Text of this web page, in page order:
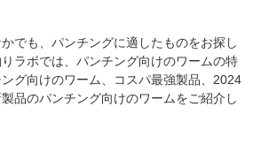
でも、パンチングに適したものをお探し
ラボでは、パンチング向けのワームの特
グ向けのワーム、コスパ最強製品、2024
品のパンチング向けのワームをご紹介し